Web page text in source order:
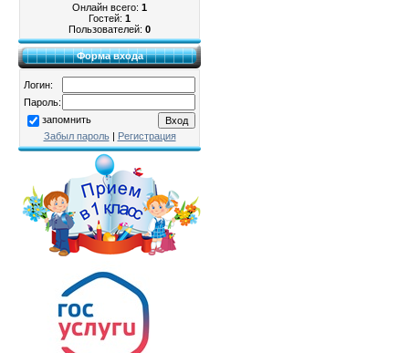
Онлайн всего: 1
Гостей: 1
Пользователей: 0
Форма входа
Логин:
Пароль:
запомнить
Забыл пароль| Регистрация